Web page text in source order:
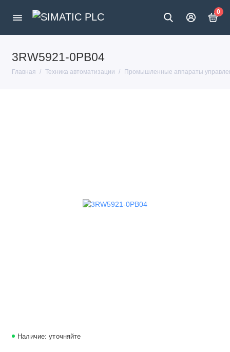
0
3RW5921-0PB04
Главная Техника автоматизации Промышленные аппараты
Наличие: уточняйте